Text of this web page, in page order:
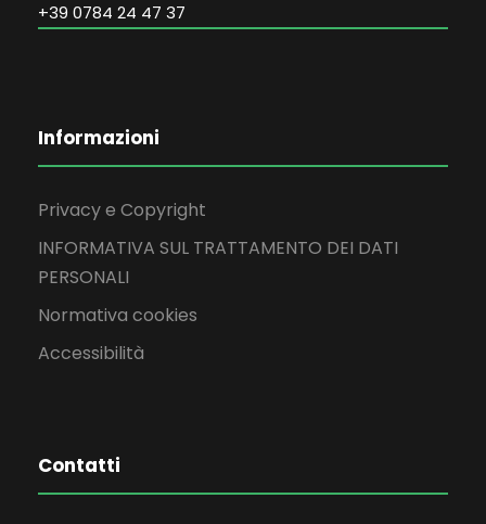
+39 0784 24 47 37
Informazioni
Privacy e Copyright
INFORMATIVA SUL TRATTAMENTO DEI DATI
PERSONALI
Normativa cookies
Accessibilità
Contatti